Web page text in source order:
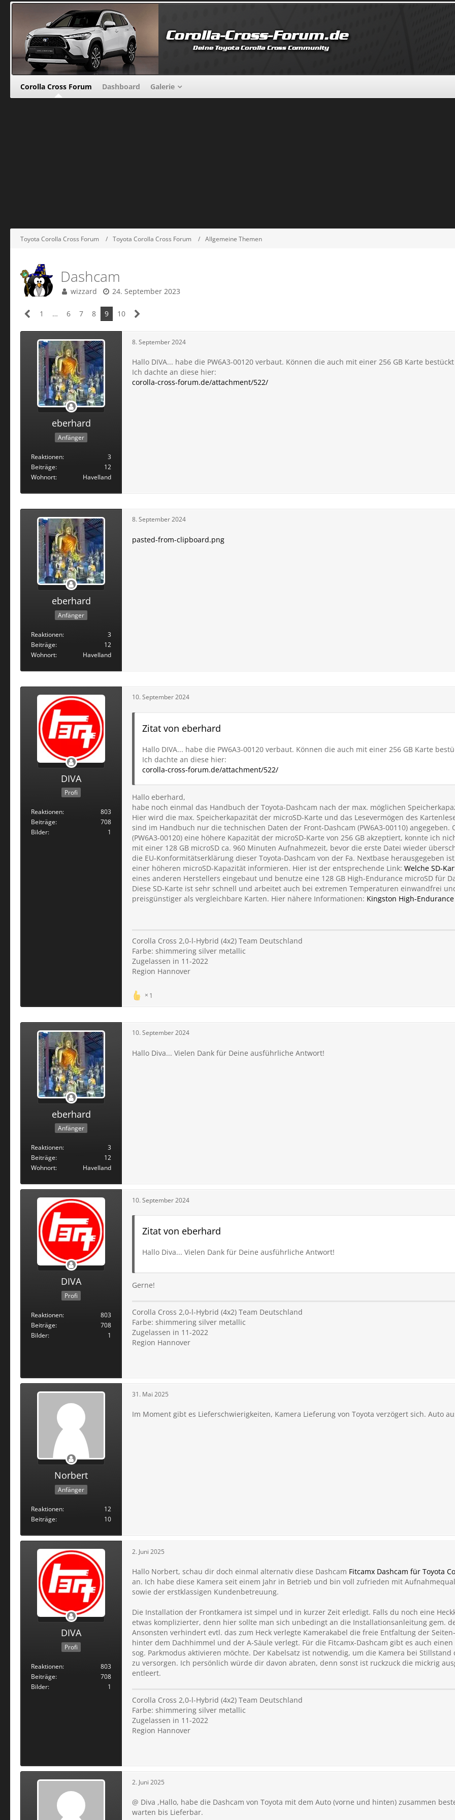
Corolla Cross Forum Dashboard Galerie
Toyota Corolla Cross Forum Toyota Corolla Cross Forum Allgemeine Themen
Dashcam
wizzard 24. September 2023
1 … 6 7 8 9 10
eberhard
Anfänger
Reaktionen
3
Beiträge
12
Wohnort
Havelland
8. September 2024
Hallo DIVA... habe die PW6A3-00120 verbaut. Können die auch mit einer 256 GB Karte
Ich dachte an diese hier:
corolla-cross-forum.de/attachment/522/
eberhard
Anfänger
Reaktionen
3
Beiträge
12
Wohnort
Havelland
8. September 2024
pasted-from-clipboard.png
DIVA
Profi
Reaktionen
803
Beiträge
708
Bilder
1
10. September 2024
Zitat von eberhard
Hallo DIVA... habe die PW6A3-00120 verbaut. Können die auch mit einer 256 GB Karte
Ich dachte an diese hier:
corolla-cross-forum.de/attachment/522/
Hallo eberhard,
habe noch einmal das Handbuch der Toyota-Dashcam nach der max. möglichen
Hier wird die max. Speicherkapazität der microSD-Karte und das Lesevermögen des
sind im Handbuch nur die technischen Daten der Front-Dashcam (PW6A3-00110) angegeben.
(PW6A3-00120) eine höhere Kapazität der microSD-Karte von 256 GB akzeptiert, konnte ich
mit einer 128 GB microSD ca. 960 Minuten Aufnahmezeit, bevor die erste Datei wieder
die EU-Konformitätserklärung dieser Toyota-Dashcam von der Fa. Nextbase herausgegeben
einer höheren microSD-Kapazität informieren. Hier ist der entsprechende Link: Welche SD-
eines anderen Herstellers eingebaut und benutze eine 128 GB High-Endurance microSD für
Diese SD-Karte ist sehr schnell und arbeitet auch bei extremen Temperaturen einwandfrei
preisgünstiger als vergleichbare Karten. Hier nähere Informationen: Kingston High-
Corolla Cross 2,0-l-Hybrid (4x2) Team Deutschland
Farbe: shimmering silver metallic
Zugelassen in 11-2022
Region Hannover
1
eberhard
Anfänger
Reaktionen
3
Beiträge
12
Wohnort
Havelland
10. September 2024
Hallo Diva... Vielen Dank für Deine ausführliche Antwort!
DIVA
Profi
Reaktionen
803
Beiträge
708
Bilder
1
10. September 2024
Zitat von eberhard
Hallo Diva... Vielen Dank für Deine ausführliche Antwort!
Gerne!
Corolla Cross 2,0-l-Hybrid (4x2) Team Deutschland
Farbe: shimmering silver metallic
Zugelassen in 11-2022
Region Hannover
Norbert
Anfänger
Reaktionen
12
Beiträge
10
31. Mai 2025
Im Moment gibt es Lieferschwierigkeiten, Kamera Lieferung von Toyota verzögert sich. Auto
DIVA
Profi
Reaktionen
803
Beiträge
708
Bilder
1
2. Juni 2025
Hallo Norbert, schau dir doch einmal alternativ diese Dashcam Fitcamx Dashcam für Toyota
an. Ich habe diese Kamera seit einem Jahr in Betrieb und bin voll zufrieden mit
sowie der erstklassigen Kundenbetreuung.
Die Installation der Frontkamera ist simpel und in kurzer Zeit erledigt. Falls du noch eine
etwas komplizierter, denn hier sollte man sich unbedingt an die Installationsanleitung gem.
Ansonsten verhindert evtl. das zum Heck verlegte Kamerakabel die freie Entfaltung der
hinter dem Dachhimmel und der A-Säule verlegt. Für die Fitcamx-Dashcam gibt es auch
sog. Parkmodus aktivieren möchte. Der Kabelsatz ist notwendig, um die Kamera bei Stillstand
zu versorgen. Ich persönlich würde dir davon abraten, denn sonst ist ruckzuck die mickrig
entleert.
Corolla Cross 2,0-l-Hybrid (4x2) Team Deutschland
Farbe: shimmering silver metallic
Zugelassen in 11-2022
Region Hannover
2. Juni 2025
@ Diva ,Hallo, habe die Dashcam von Toyota mit dem Auto (vorne und hinten) zusammen
warten bis Lieferbar.